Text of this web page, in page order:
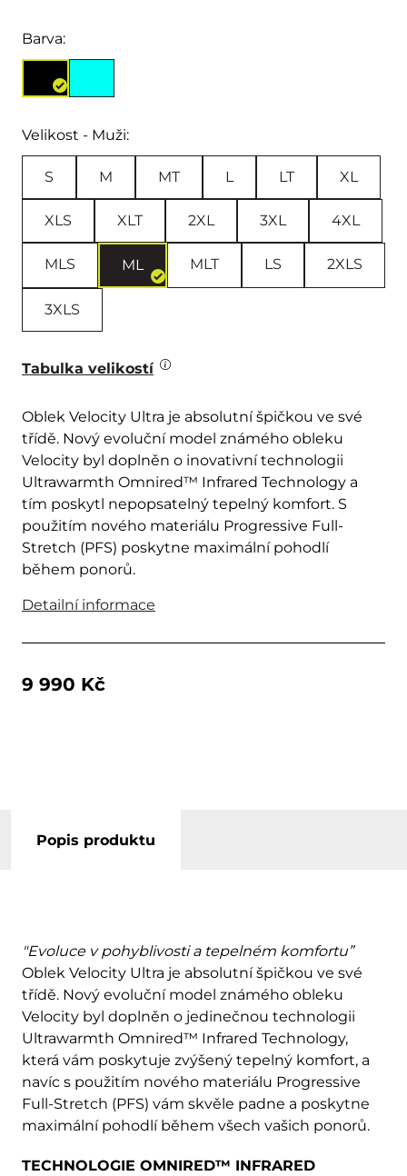
Barva:
Velikost - Muži:
S M MT L LT XL
XLS XLT 2XL 3XL 4XL
MLS ML MLT LS 2XLS
3XLS
Tabulka velikostí
Oblek Velocity Ultra je absolutní špičkou ve své
třídě. Nový evoluční model známého obleku
Velocity byl doplněn o inovativní technologii
Ultrawarmth Omnired™ Infrared Technology a
tím poskytl nepopsatelný tepelný komfort. S
použitím nového materiálu Progressive Full-
Stretch (PFS) poskytne maximální pohodlí
během ponorů.
Detailní informace
9 990 Kč
Popis produktu
"Evoluce v pohyblivosti a tepelném komfortu”
Oblek Velocity Ultra je absolutní špičkou ve své
třídě. Nový evoluční model známého obleku
Velocity byl doplněn o jedinečnou technologii
Ultrawarmth Omnired™ Infrared Technology,
která vám poskytuje zvýšený tepelný komfort, a
navíc s použitím nového materiálu Progressive
Full-Stretch (PFS) vám skvěle padne a poskytne
maximální pohodlí během všech vašich ponorů.
TECHNOLOGIE OMNIRED™ INFRARED